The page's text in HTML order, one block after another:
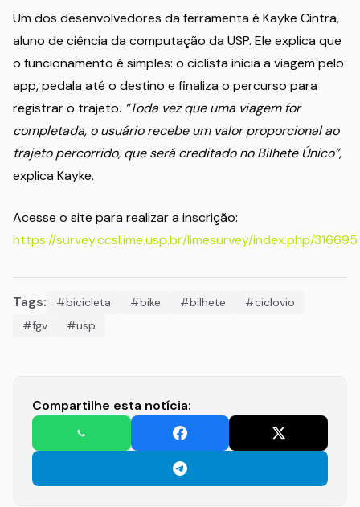
Um dos desenvolvedores da ferramenta é Kayke Cintra,
aluno de ciência da computação da USP. Ele explica que
o funcionamento é simples: o ciclista inicia a viagem pelo
app, pedala até o destino e finaliza o percurso para
registrar o trajeto. “Toda vez que uma viagem for
completada, o usuário recebe um valor proporcional ao
trajeto percorrido, que será creditado no Bilhete Único”,
explica Kayke.
Acesse o site para realizar a inscrição:
https://survey.ccsl.ime.usp.br/limesurvey/index.php/316695
Tags: #bicicleta #bike #bilhete
#ciclovio
#fgv
#usp
Compartilhe esta notícia: